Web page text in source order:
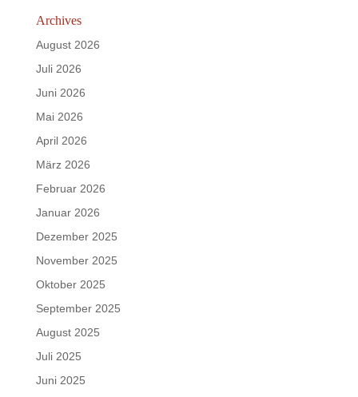
Archives
August 2026
Juli 2026
Juni 2026
Mai 2026
April 2026
März 2026
Februar 2026
Januar 2026
Dezember 2025
November 2025
Oktober 2025
September 2025
August 2025
Juli 2025
Juni 2025